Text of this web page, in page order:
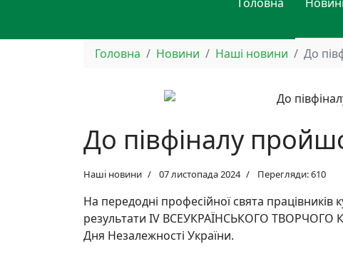
Головна Новини Наші новини До
До півфіналу
Наші новини 07 листопада 2024 Перегляди: 610
На передодні професійної свята
результати IV ВСЕУКРАЇНСЬКОГО
Дня Незалежності України.